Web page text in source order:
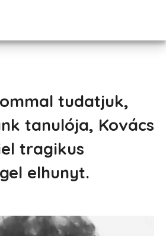
tudatjuk,
tanulója, Kovács
tragikus
elhunyt.